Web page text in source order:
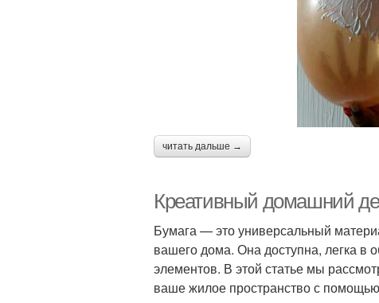
читать дальше →
Креативный домашний
Бумага — это универсальный
вашего дома. Она доступна, легка в
элементов. В этой статье мы
ваше жилое пространство с